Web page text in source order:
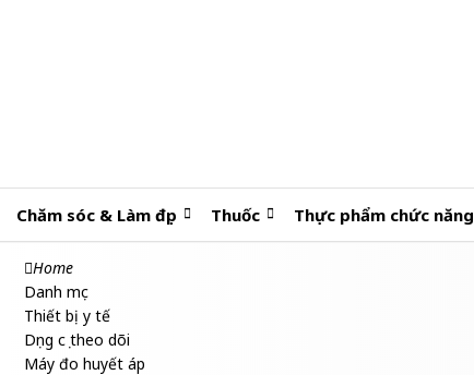
Chăm sóc & Làm đẹp Thuốc Thực phẩm chức năng
Home
Danh mục
Thiết bị y tế
Dụng cụ theo dõi
Máy đo huyết áp